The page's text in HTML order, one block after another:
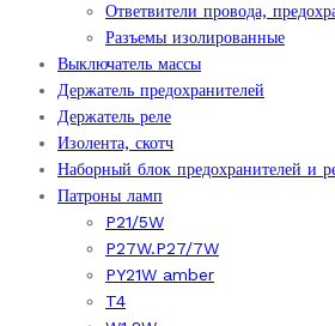
Ответвители провода,
Разъемы изолированные
Выключатель массы
Держатель предохранителей
Держатель реле
Изолента, скотч
Наборный блок предохранителей и
Патроны ламп
P21/5W
P27W.P27/7W
PY21W amber
T4